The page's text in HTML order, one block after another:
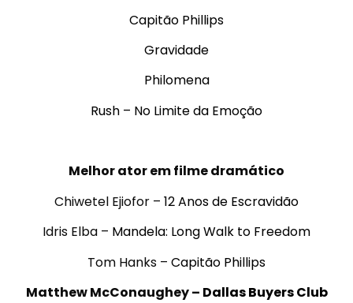
Capitão Phillips
Gravidade
Philomena
Rush – No Limite da Emoção
Melhor ator em filme dramático
Chiwetel Ejiofor – 12 Anos de Escravidão
Idris Elba – Mandela: Long Walk to Freedom
Tom Hanks – Capitão Phillips
Matthew McConaughey – Dallas Buyers Club